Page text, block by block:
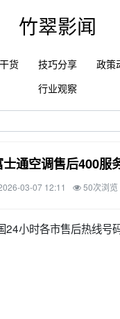
竹翠影闻
货 技巧分享 政策
行业观察
士通空调售后400服
03-07 12:11 50次浏览
24小时各市售后热线号